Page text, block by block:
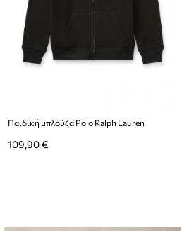
Παιδική μπλούζα Polo Ralph Lauren
109,90 €